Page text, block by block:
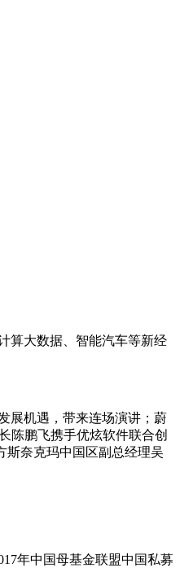
算大数据、智能汽车等新经
展机遇，带来连场演讲；蔚
陈鹏飞携手优炫软件联合创
斯奈克玛中国区副总经理吴
年中国母基金联盟中国私募